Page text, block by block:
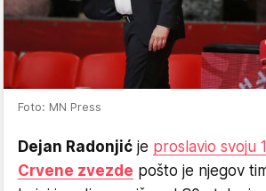
Foto: MN Press
Dejan Radonjić je proslavio svoju
Crvene zvezde pošto je njegov